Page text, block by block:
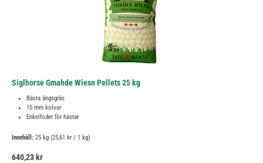
Siglhorse Gmahde Wiesn Pellets 25 kg
Bästa ängsgräs
15 mm kolvar
Enkelfoder för hästar
Innehåll: 25 kg (25,61 kr / 1 kg)
Ordinarie pris:
640,23 kr